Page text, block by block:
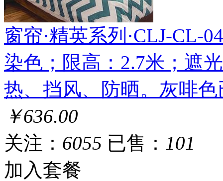
窗帘·精英系列·CLJ-CL-
染色；限高：2.7米；遮
热、挡风、防晒。灰啡
￥636.00
关注： 6055 已售： 101
加入套餐